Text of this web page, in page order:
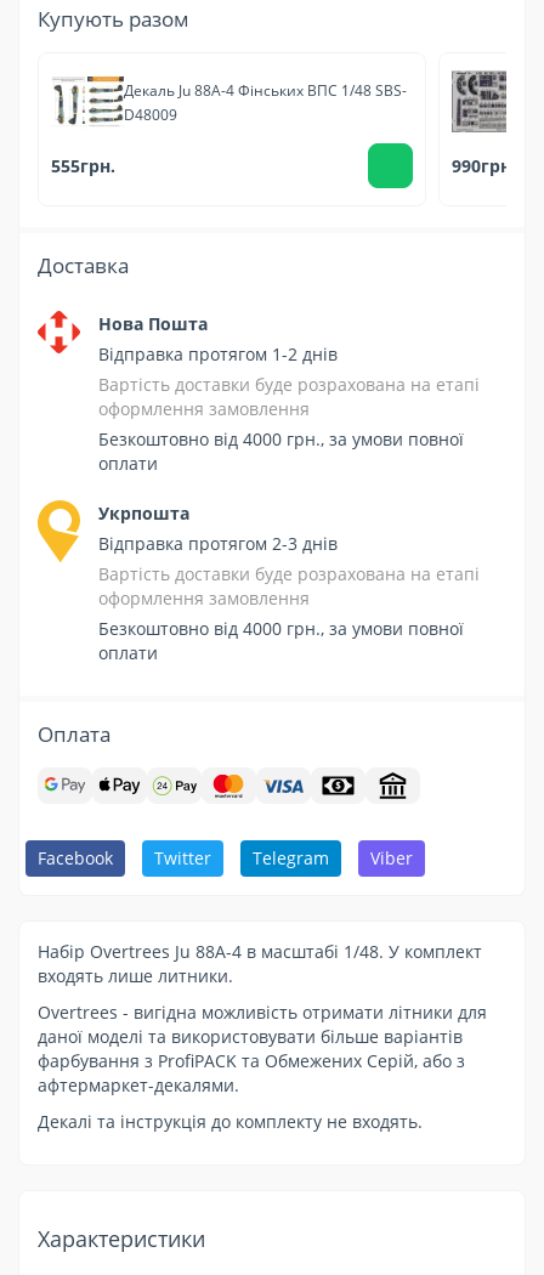
Купують разом
Декаль Ju 88A-4 Фінських ВПС 1/48 SBS-
D48009
555грн. 990грн.
Доставка
Нова Пошта
Відправка протягом 1-2 днів
Вартість доставки буде розрахована на етапі
оформлення замовлення
Безкоштовно від 4000 грн., за умови повної
оплати
Укрпошта
Відправка протягом 2-3 днів
Вартість доставки буде розрахована на етапі
оформлення замовлення
Безкоштовно від 4000 грн., за умови повної
оплати
Оплата
Facebook Twitter Telegram Viber
Набір Overtrees Ju 88A-4 в масштабі 1/48. У комплект
входять лише литники.
Overtrees - вигідна можливість отримати літники для
даної моделі та використовувати більше варіантів
фарбування з ProfiPACK та Обмежених Серій, або з
афтермаркет-декалями.
Декалі та інструкція до комплекту не входять.
Характеристики